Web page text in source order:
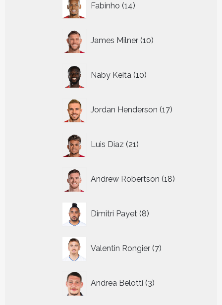
Fabinho 14
producten
James Milner 10
producten
Naby Keita 10
producten
Jordan Henderson 17
producten
Luis Diaz 21
producten
Andrew Robertson 18
producten
Dimitri Payet 8
producten
Valentin Rongier 7
producten
Andrea Belotti 3
producten